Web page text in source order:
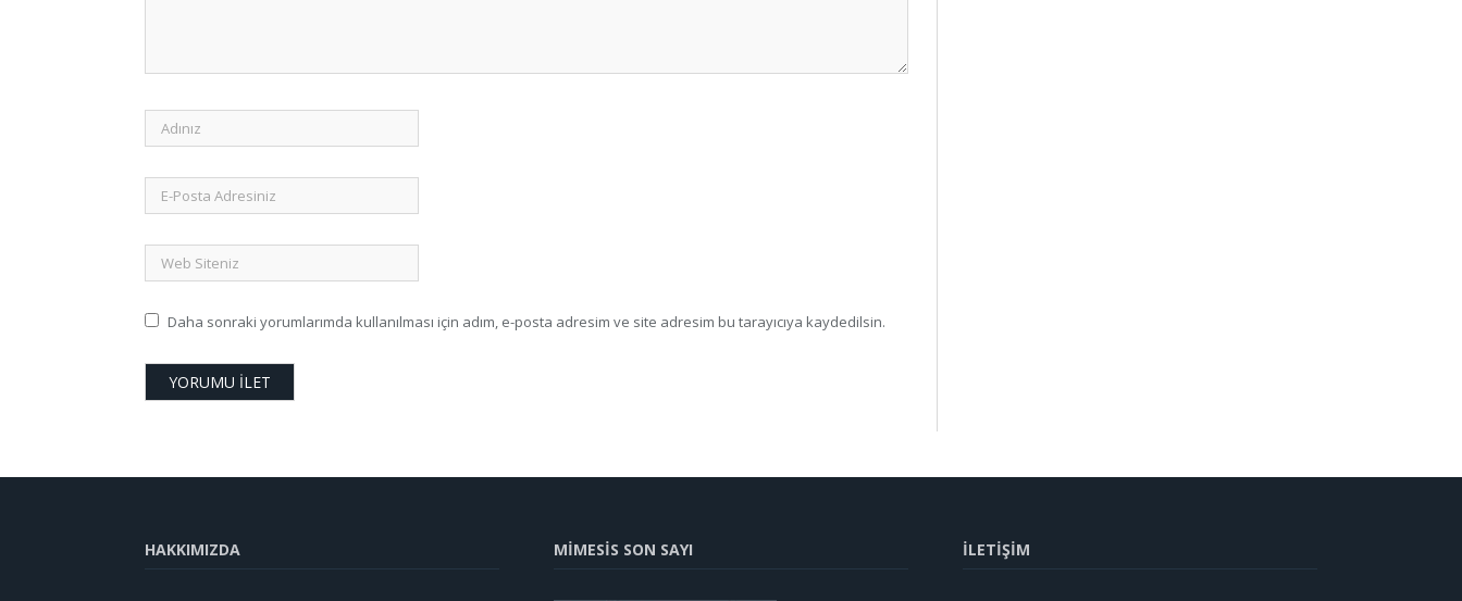
Daha sonraki yorumlarımda kullanılması için adım, e-posta adresim ve site adresim bu tarayıcıya kaydedilsin.
HAKKIMIZDA MİMESİS SON SAYI İLETİŞİM